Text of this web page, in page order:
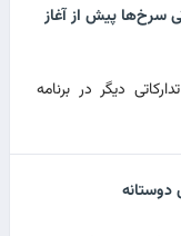
سرخ‌ها پیش از آغاز
دیگر در برنامه
دوستانه